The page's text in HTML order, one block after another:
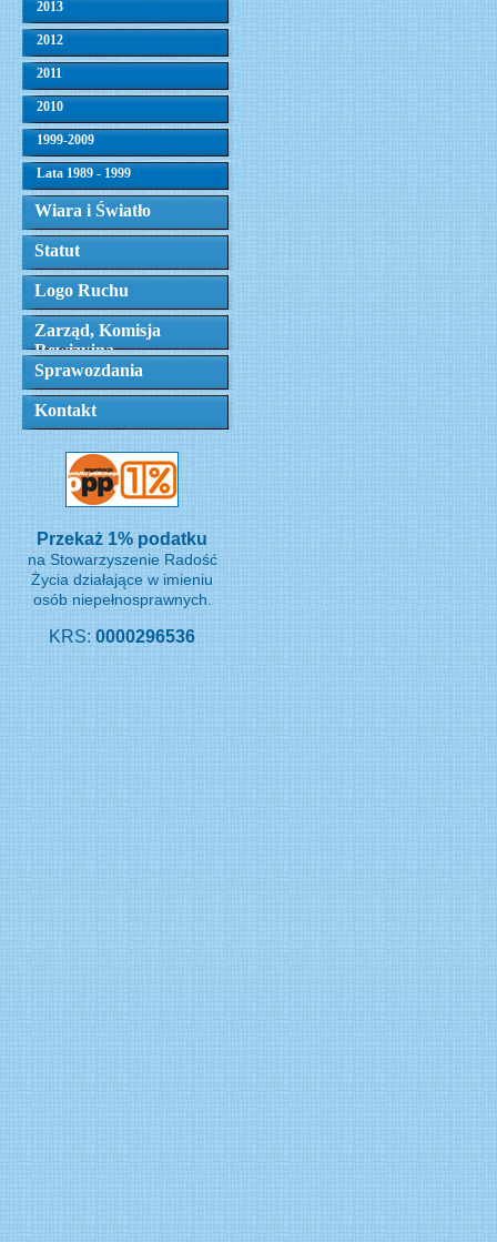
2013
2012
2011
2010
1999-2009
Lata 1989 - 1999
Wiara i Światło
Statut
Logo Ruchu
Zarząd, Komisja
Rewizyjna
Sprawozdania
Kontakt
Przekaż 1% podatku
na Stowarzyszenie Radość
Życia działające w imieniu
osób niepełnosprawnych.
KRS: 0000296536